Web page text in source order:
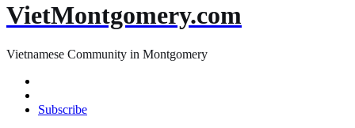
VietMontgomery.com
Vietnamese Community in Montgomery
Subscribe